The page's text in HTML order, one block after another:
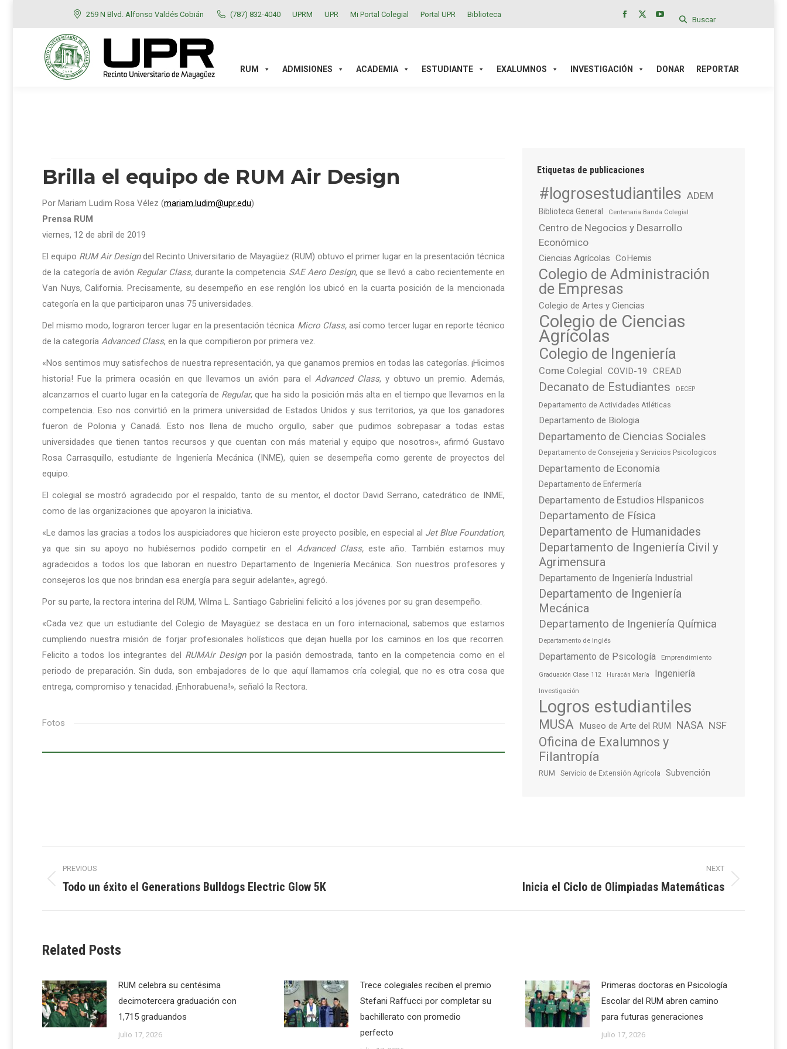
259 N Blvd. Alfonso Valdés Cobián (787) 832-4040 UPRM UPR Mi Portal Colegial Portal UPR Biblioteca
in
in
YouTube
in
Buscar
RUM ADMISIONES ACADEMIA ESTUDIANTE EXALUMNOS INVESTIGACIÓN DONAR REPORTAR
Brilla el equipo de RUM Air Design
Por Mariam Ludim Rosa Vélez (mariam.ludim@upr.edu)
Prensa RUM
viernes, 12 de abril de 2019
El equipo RUM Air Designdel Recinto Universitario de Mayagüez (RUM) obtuvo el primer lugar en la presentación técnica
de la categoría de avión Regular Class, durante la competencia SAE Aero Design,que se llevó a cabo recientemente en
Van Nuys, California. Precisamente, su desempeño en ese renglón los ubicó en la cuarta posición de la mencionada
categoría en la que participaron unas 75 universidades.
Del mismo modo, lograron tercer lugar en la presentación técnica Micro Class,así como tercer lugar en reporte técnico
de la categoría Advanced Class, en la que compitieron por primera vez.
«Nos sentimos muy satisfechos de nuestra representación, ya que ganamos premios en todas las categorías. ¡Hicimos
historia! Fue la primera ocasión en que llevamos un avión para el Advanced Class, y obtuvo un premio. Además,
alcanzamos el cuarto lugar en la categoría de Regular, que ha sido la posición más alta en el tiempo que llevamos en la
competencia. Eso nos convirtió en la primera universidad de Estados Unidos y sus territorios, ya que los ganadores
fueron de Polonia y Canadá. Esto nos llena de mucho orgullo, saber que pudimos sobrepasar a todas estas
universidades que tienen tantos recursos y que cuentan con más material y equipo que nosotros», afirmó Gustavo
Rosa Carrasquillo, estudiante de Ingeniería Mecánica (INME), quien se desempeña como gerente de proyectos del
equipo.
El colegial se mostró agradecido por el respaldo, tanto de su mentor, el doctor David Serrano, catedrático de INME,
como de las organizaciones que apoyaron la iniciativa.
«Le damos las gracias a todos los auspiciadores que hicieron este proyecto posible, en especial al Jet Blue Foundation,
ya que sin su apoyo no hubiésemos podido competir en el Advanced Class,este año. También estamos muy
agradecidos a todos los que laboran en nuestro Departamento de Ingeniería Mecánica. Son nuestros profesores y
consejeros los que nos brindan esa energía para seguir adelante», agregó.
Por su parte, la rectora interina del RUM, Wilma L. Santiago Gabrielini felicitó a los jóvenes por su gran desempeño.
«Cada vez que un estudiante del Colegio de Mayagüez se destaca en un foro internacional, sabemos que estamos
cumpliendo nuestra misión de forjar profesionales holísticos que dejan huella por los caminos en los que recorren.
Felicito a todos los integrantes del RUMAir Designpor la pasión demostrada, tanto en la competencia como en el
periodo de preparación. Sin duda, son embajadores de lo que aquí llamamos cría colegial, que no es otra cosa que
entrega, compromiso y tenacidad. ¡Enhorabuena!», señaló la Rectora.
Fotos
Etiquetas de publicaciones
#logrosestudiantiles ADEM
Biblioteca General Centenaria Banda Colegial
Centro de Negocios y Desarrollo
Económico
Ciencias Agrícolas CoHemis
Colegio de Administración
de Empresas
Colegio de Artes y Ciencias
Colegio de Ciencias
Agrícolas
Colegio de Ingeniería
Come Colegial COVID-19 CREAD
Decanato de Estudiantes DECEP
Departamento de Actividades Atléticas
Departamento de Biologia
Departamento de Ciencias Sociales
Departamento de Consejeria y Servicios Psicologicos
Departamento de Economía
Departamento de Enfermería
Departamento de Estudios HIspanicos
Departamento de Física
Departamento de Humanidades
Departamento de Ingeniería Civil y
Agrimensura
Departamento de Ingeniería Industrial
Departamento de Ingeniería
Mecánica
Departamento de Ingeniería Química
Departamento de Inglés
Departamento de Psicología Emprendimiento
Graduación Clase 112 Huracán María Ingeniería
Investigación
Logros estudiantiles
MUSA Museo de Arte del RUM NASA NSF
Oficina de Exalumnos y
Filantropía
RUM Servicio de Extensión Agrícola Subvención
Post
navigation
PREVIOUS
Previous
Todo un éxito el Generations Bulldogs Electric Glow 5K
NEXT
Inicia el Ciclo de Olimpiadas Matemáticas
Related Posts
RUM celebra su centésima
decimotercera graduación con
1,715 graduandos
julio 17, 2026
Trece colegiales reciben el premio
Stefani Raffucci por completar su
bachillerato con promedio
perfecto
Primeras doctoras en Psicología
Escolar del RUM abren camino
para futuras generaciones
julio 17, 2026
RUM ADMISIONES